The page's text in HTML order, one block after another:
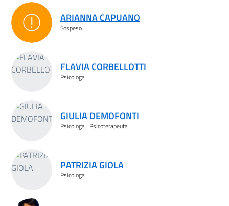
Sospeso
ARIANNA CAPUANO
Sospeso
FLAVIA CORBELLOTTI
Psicologa
GIULIA DEMOFONTI
Psicologa | Psicoterapeuta
PATRIZIA GIOLA
Psicologa